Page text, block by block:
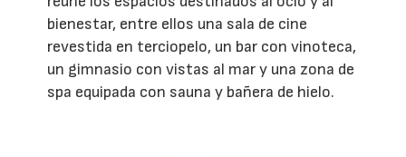
bienestar, entre ellos una sala de cine
revestida en terciopelo, un bar con vinoteca,
un gimnasio con vistas al mar y una zona de
spa equipada con sauna y bañera de hielo.